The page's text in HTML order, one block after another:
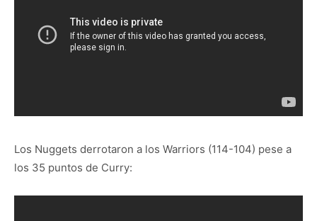
Los Nuggets derrotaron a los Warriors (114-104) pese a
los 35 puntos de Curry: